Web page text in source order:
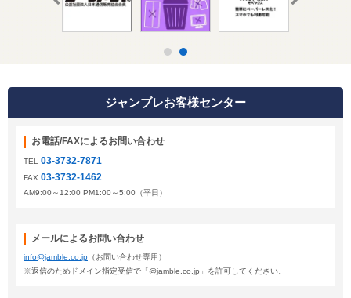
ジャンブレお客様センター
お電話/FAXによるお問い合わせ
TEL 03-3732-7871
FAX 03-3732-1462
AM9:00～12:00 PM1:00～5:00（平日）
メールによるお問い合わせ
info@jamble.co.jp （お問い合わせ専用）
※返信のためドメイン指定受信で「@jamble.co.jp」を許可してください。